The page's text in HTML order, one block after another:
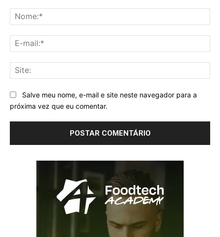
Salve meu nome, e-mail e site neste navegador para a
próxima vez que eu comentar.